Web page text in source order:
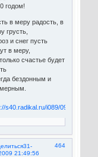
годом!
в меру радость, в
грусть,
и снег пусть
в меру,
счастье будет
бездонным и
464
31-
21:49:56